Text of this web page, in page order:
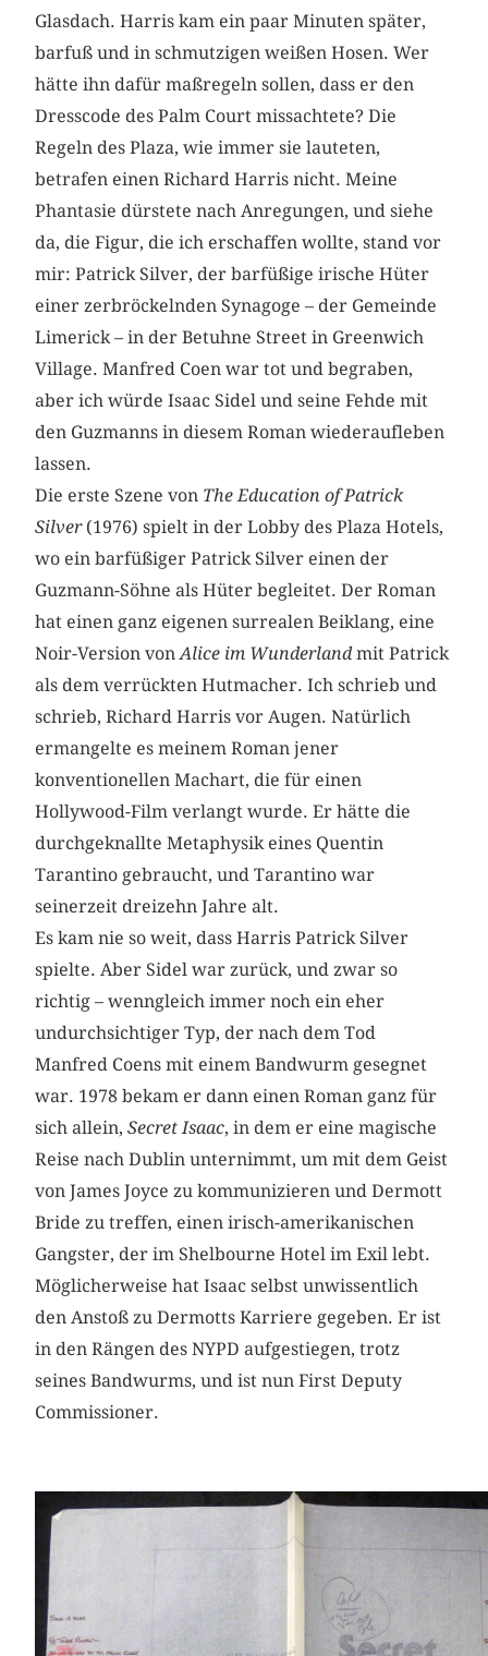
Glasdach. Harris kam ein paar Minuten später,
barfuß und in schmutzigen weißen Hosen. Wer
hätte ihn dafür maßregeln sollen, dass er den
Dresscode des Palm Court missachtete? Die
Regeln des Plaza, wie immer sie lauteten,
betrafen einen Richard Harris nicht. Meine
Phantasie dürstete nach Anregungen, und siehe
da, die Figur, die ich erschaffen wollte, stand vor
mir: Patrick Silver, der barfüßige irische Hüter
einer zerbröckelnden Synagoge – der Gemeinde
Limerick – in der Betuhne Street in Greenwich
Village. Manfred Coen war tot und begraben,
aber ich würde Isaac Sidel und seine Fehde mit
den Guzmanns in diesem Roman wiederaufleben
lassen.
Die erste Szene von The Education of Patrick
Silver(1976) spielt in der Lobby des Plaza Hotels,
wo ein barfüßiger Patrick Silver einen der
Guzmann-Söhne als Hüter begleitet. Der Roman
hat einen ganz eigenen surrealen Beiklang, eine
Noir-Version vonAlice im Wunderlandmit Patrick
als dem verrückten Hutmacher. Ich schrieb und
schrieb, Richard Harris vor Augen. Natürlich
ermangelte es meinem Roman jener
konventionellen Machart, die für einen
Hollywood-Film verlangt wurde. Er hätte die
durchgeknallte Metaphysik eines Quentin
Tarantino gebraucht, und Tarantino war
seinerzeit dreizehn Jahre alt.
Es kam nie so weit, dass Harris Patrick Silver
spielte. Aber Sidel war zurück, und zwar so
richtig – wenngleich immer noch ein eher
undurchsichtiger Typ, der nach dem Tod
Manfred Coens mit einem Bandwurm gesegnet
war. 1978 bekam er dann einen Roman ganz für
sich allein,Secret Isaac, in dem er eine magische
Reise nach Dublin unternimmt, um mit dem Geist
von James Joyce zu kommunizieren und Dermott
Bride zu treffen, einen irisch-amerikanischen
Gangster, der im Shelbourne Hotel im Exil lebt.
Möglicherweise hat Isaac selbst unwissentlich
den Anstoß zu Dermotts Karriere gegeben. Er ist
in den Rängen des NYPD aufgestiegen, trotz
seines Bandwurms, und ist nun First Deputy
Commissioner.